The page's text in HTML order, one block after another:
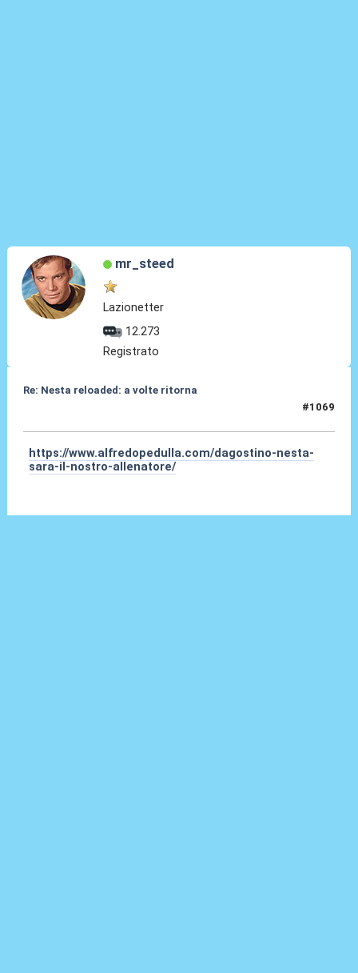
mr_steed
Lazionetter
12.273
Registrato
Re: Nesta reloaded: a volte ritorna
#1069
https://www.alfredopedulla.com/dagostino-nesta-
sara-il-nostro-allenatore/